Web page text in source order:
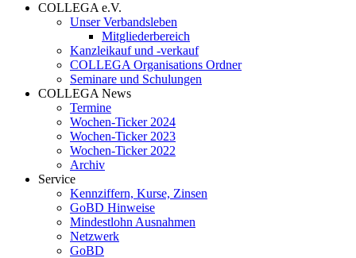
COLLEGA e.V.
Unser Verbandsleben
Mitgliederbereich
Kanzleikauf und -verkauf
COLLEGA Organisations Ordner
Seminare und Schulungen
COLLEGA News
Termine
Wochen-Ticker 2024
Wochen-Ticker 2023
Wochen-Ticker 2022
Archiv
Service
Kennziffern, Kurse, Zinsen
GoBD Hinweise
Mindestlohn Ausnahmen
Netzwerk
GoBD